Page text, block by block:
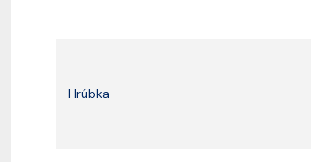
Hrúbka